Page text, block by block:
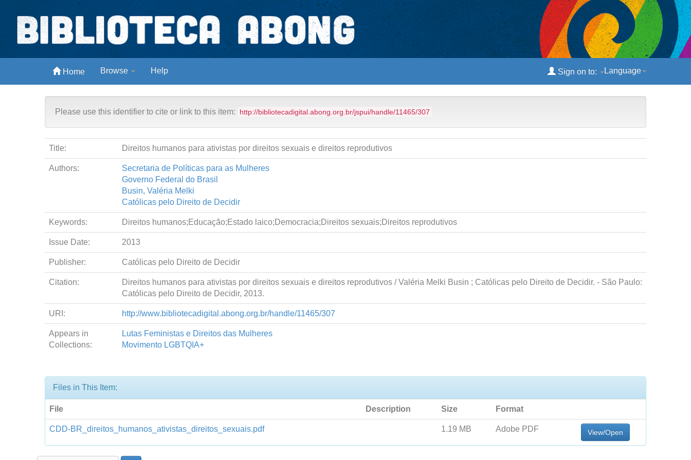
Skip
navigation
Home Browse Help Language
Sign on to:
Biblioteca Digital Abong Acervo Abong Lutas Feministas e Direitos das Mulheres
Espaços para ajustar tela
Please use this identifier to cite or link to this item: http://bibliotecadigital.abong.org.br/jspui/handle/11465/307
Title: Direitos humanos para ativistas por direitos sexuais e direitos reprodutivos
Authors:
Secretaria de Políticas para as Mulheres
Governo Federal do Brasil
Busin, Valéria Melki
Católicas pelo Direito de Decidir
Keywords: Direitos humanos;Educação;Estado laico;Democracia;Direitos sexuais;Direitos reprodutivos
Issue Date: 2013
Publisher: Católicas pelo Direito de Decidir
Citation:
Direitos humanos para ativistas por direitos sexuais e direitos reprodutivos / Valéria Melki Busin ; Católicas pelo Direito de Decidir. - São Paulo:
Católicas pelo Direito de Decidir, 2013.
URI: http://www.bibliotecadigital.abong.org.br/handle/11465/307
Appears in
Collections:
Lutas Feministas e Direitos das Mulheres
Movimento LGBTQIA+
Files in This Item:
File Description Size Format
CDD-BR_direitos_humanos_ativistas_direitos_sexuais.pdf 1.19 MB Adobe PDF View/Open